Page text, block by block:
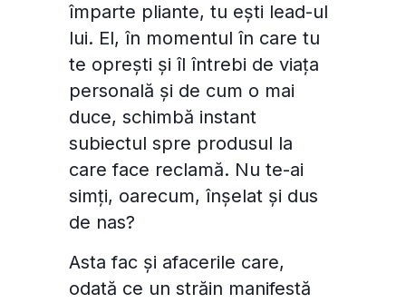
împarte pliante, tu ești lead-ul
lui. El, în momentul în care tu
te oprești și îl întrebi de viața
personală și de cum o mai
duce, schimbă instant
subiectul spre produsul la
care face reclamă. Nu te-ai
simți, oarecum, înșelat și dus
de nas?
Asta fac și afacerile care,
odată ce un străin manifestă